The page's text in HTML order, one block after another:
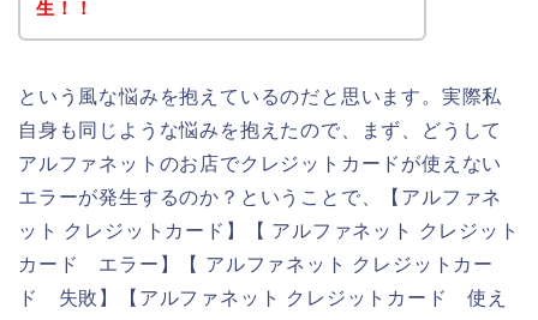
生！！
という風な悩みを抱えているのだと思います。実際私
自身も同じような悩みを抱えたので、まず、どうして
アルファネットのお店でクレジットカードが使えない
エラーが発生するのか？ということで、【アルファネ
ット クレジットカード】【 アルファネット クレジット
カード エラー】【 アルファネット クレジットカー
ド 失敗】【アルファネット クレジットカード 使え